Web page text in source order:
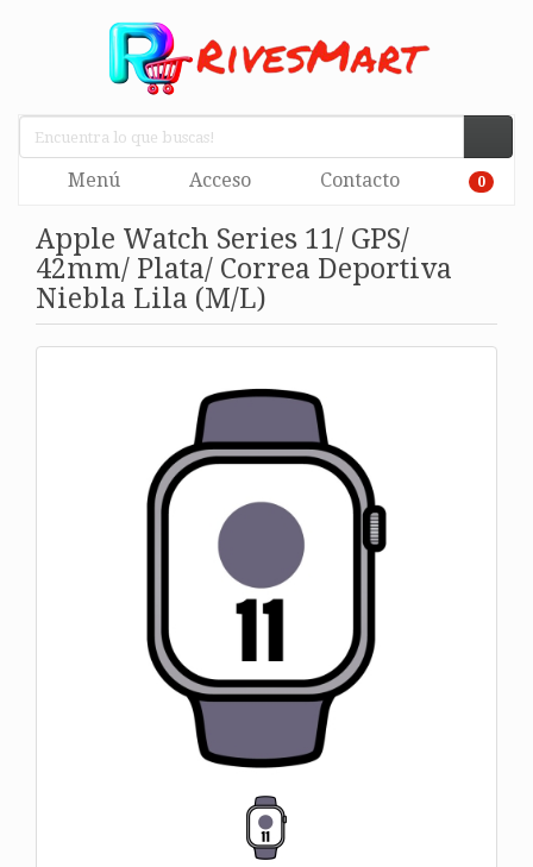
Menú Acceso Contacto 0
Apple Watch Series 11/ GPS/
42mm/ Plata/ Correa Deportiva
Niebla Lila (M/L)